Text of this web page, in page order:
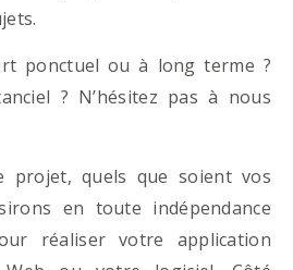
ponctuel ou à long terme ?
? N’hésitez pas à nous
projet, quels que soient vos
en toute indépendance
réaliser votre application